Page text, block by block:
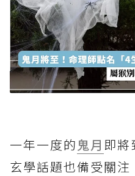
一年一度的鬼月 即將
玄學話題也備受關